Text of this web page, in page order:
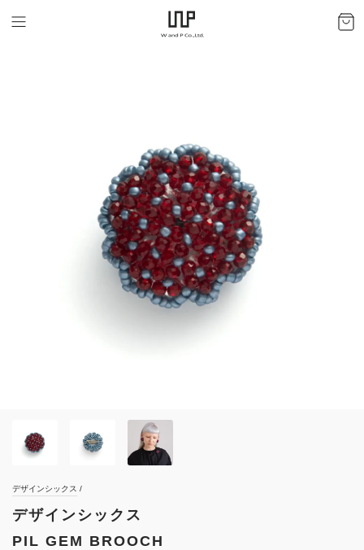
デザインシックス
デザインシックス
PIL GEM BROOCH